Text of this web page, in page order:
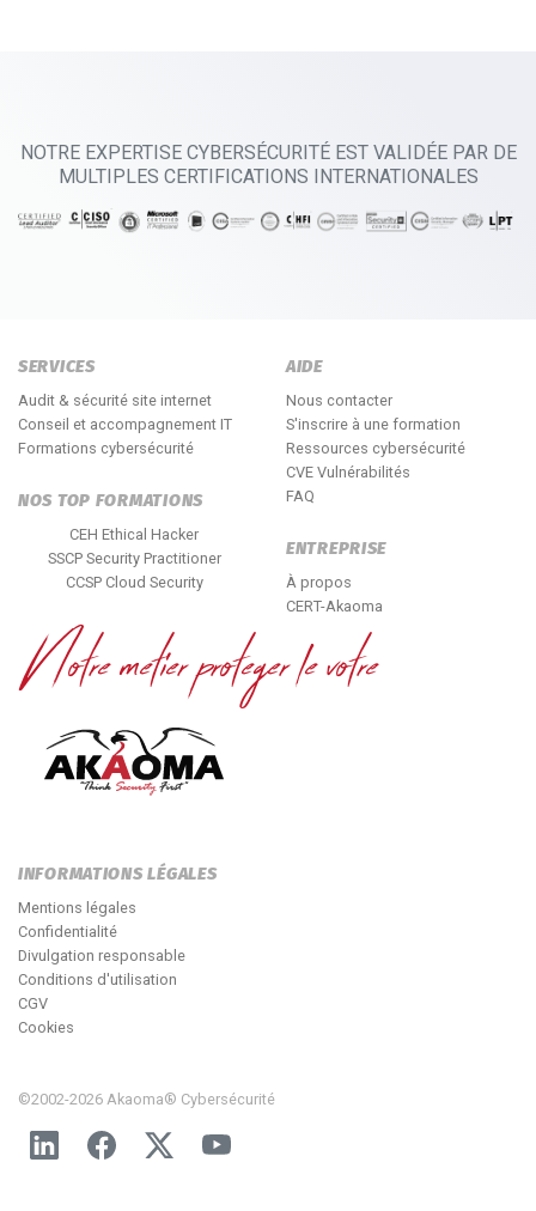
NOTRE EXPERTISE CYBERSÉCURITÉ EST VALIDÉE PAR DE
MULTIPLES CERTIFICATIONS INTERNATIONALES
SERVICES
Audit & sécurité site internet
Conseil et accompagnement IT
Formations cybersécurité
NOS TOP FORMATIONS
CEH Ethical Hacker
SSCP Security Practitioner
CCSP Cloud Security
AIDE
Nous contacter
S'inscrire à une formation
Ressources cybersécurité
CVE Vulnérabilités
FAQ
ENTREPRISE
À propos
CERT-Akaoma
INFORMATIONS LÉGALES
Mentions légales
Confidentialité
Divulgation responsable
Conditions d'utilisation
CGV
Cookies
©2002-2026 Akaoma® Cybersécurité